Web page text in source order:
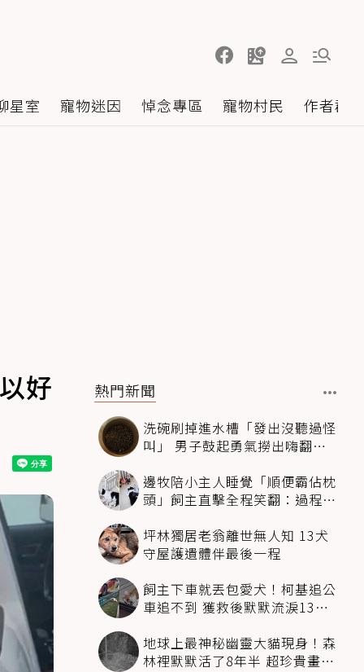
星室 寵物迷因 悼念專區 寵物村民 作者群
好 熱門新聞
洗碗刷掉進水槽「發出沒聽過怪
叫」 男子鼓起勇氣撈出嗨翻：
邊牧陪小主人睡覺「順便霸佔枕
頭」飼主直擊全程笑翻：過程絲
坪林獨居老翁離世無人知 13犬
守屋護遺體伴最後一程
飼主下車就丟包愛犬！柯基追公
車追不到 獲救後默默流淚13萬
地球上最神秘幽靈大貓現身！森
林裡默默活了8年半 超珍貴畫面